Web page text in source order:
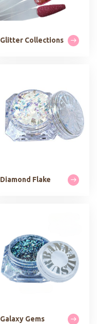
Glitter Collections
Diamond Flake
Galaxy Gems